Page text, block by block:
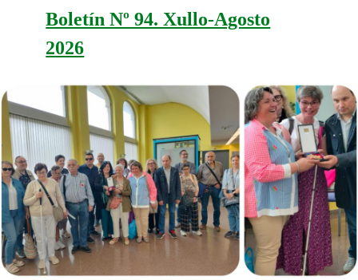
Boletín Nº 94. Xullo-Agosto
2026